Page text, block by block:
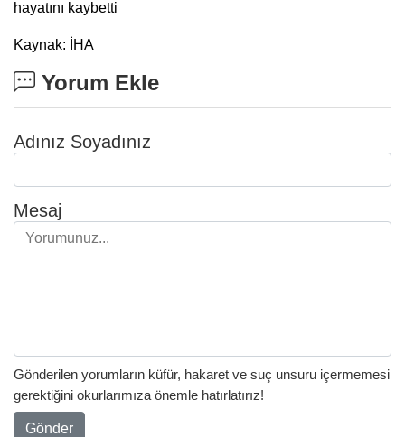
Kaynak: İHA
Yorum Ekle
Adınız Soyadınız
Mesaj
Gönderilen yorumların küfür, hakaret ve suç unsuru içermemesi
gerektiğini okurlarımıza önemle hatırlatırız!
Gönder